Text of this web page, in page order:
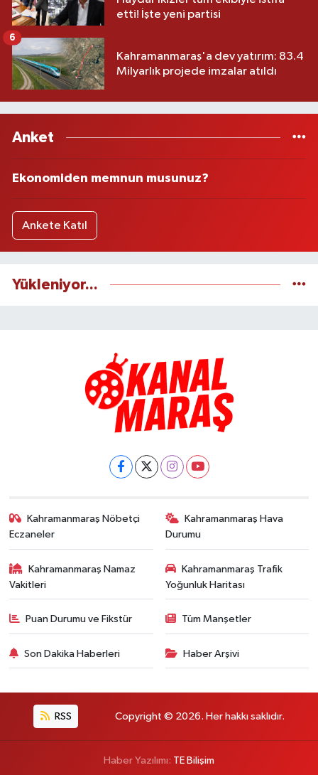
etti! İşte yeni partisi
Kahramanmaraş'a dev yatırım: 83.4
Milyarlık projede imzalar atıldı
6
Anket
Ekonomiden memnun musunuz?
Ankete Katıl
Yükleniyor...
Kahramanmaraş Nöbetçi
Eczaneler
Kahramanmaraş Hava
Durumu
Kahramanmaraş Namaz
Vakitleri
Kahramanmaraş Trafik
Yoğunluk Haritası
Puan Durumu ve Fikstür Tüm Manşetler
Son Dakika Haberleri Haber Arşivi
RSS Copyright © 2026. Her hakkı saklıdır.
Haber Yazılımı: TE Bilişim